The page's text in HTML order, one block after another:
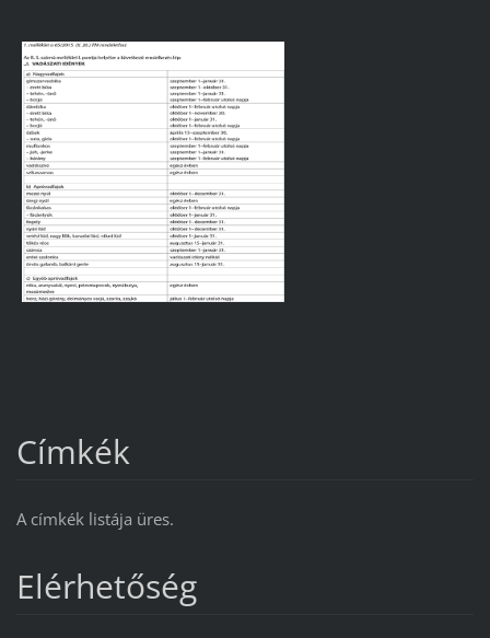
Címkék
A címkék listája üres.
Elérhetőség